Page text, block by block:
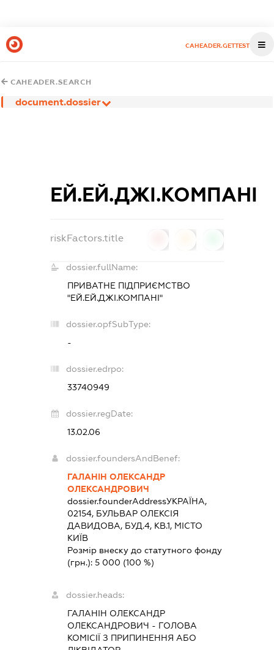
CAHEADER.GETTEST
CAHEADER.SEARCH
document.dossier
ЕЙ.ЕЙ.ДЖІ.КОМПАНІ
riskFactors.title
dossier.fullName:
ПРИВАТНЕ ПІДПРИЄМСТВО
"ЕЙ.ЕЙ.ДЖІ.КОМПАНІ"
dossier.opfSubType:
-
dossier.edrpo:
33740949
dossier.regDate:
13.02.06
dossier.foundersAndBenef:
ГАЛАНІН ОЛЕКСАНДР
ОЛЕКСАНДРОВИЧ
dossier.founderAddressУКРАЇНА,
02154, БУЛЬВАР ОЛЕКСІЯ
ДАВИДОВА, БУД.4, КВ.1, МІСТО
КИЇВ
Розмір внеску до статутного фонду
(грн.):5 000 (100 %)
dossier.heads:
ГАЛАНІН ОЛЕКСАНДР
ОЛЕКСАНДРОВИЧ - ГОЛОВА
КОМІСІЇ З ПРИПИНЕННЯ АБО